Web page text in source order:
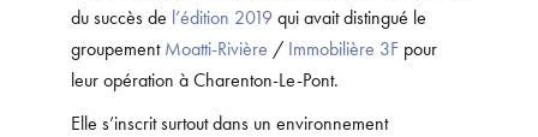
du succès de l’édition 2019qui avait distingué le
groupementMoatti-Rivière / Immobilière 3F pour
leur opération à Charenton-Le-Pont.
Elle s’inscrit surtout dans un environnement